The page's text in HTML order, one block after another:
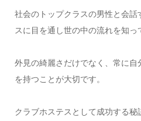
社会のトップクラスの男性と会
スに目を通し世の中の流れを知っ
外見の綺麗さだけでなく、常に自
を持つことが大切です。
クラブホステスとして成功する